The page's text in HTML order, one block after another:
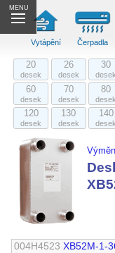
MENU
Vytápění Čerpadla
20
desek
26
desek
30
desek
60
desek
70
desek
80
desek
120
desek
130
desek
140
desek
004H4523 XB52M-1-